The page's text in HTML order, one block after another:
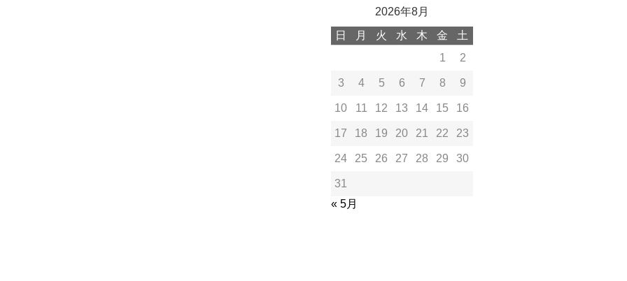
2026年8月
日
月 火 水 木 金
土
1
2
3 4 5 6 7 8 9
10 11 12 13 14 15 16
17 18 19 20 21 22 23
24 25 26 27 28 29 30
31
« 5月